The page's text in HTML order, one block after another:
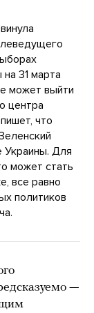
31 марта
может выйти
центра
что
Украины. Для
может стать
все равно
политиков
—